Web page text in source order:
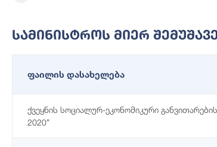
Სამინისტროს Მიერ
ფაილის დასახელება
ქვეყნის სოციალურ-ეკონომიკური
2020”